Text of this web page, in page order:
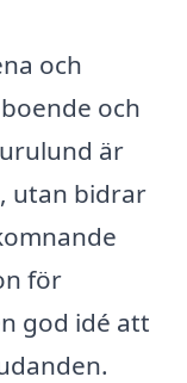
och
och
är
utan bidrar
för
god idé att